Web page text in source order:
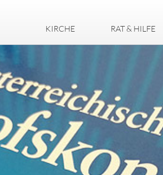
KIRCHE RAT & HILFE